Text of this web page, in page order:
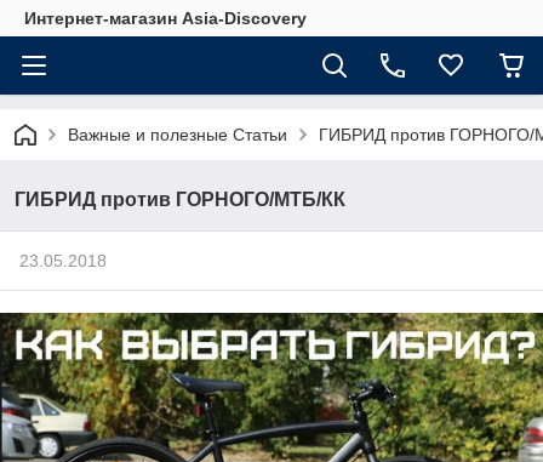
Интернет-магазин Asia-Discovery
Важные и полезные Статьи ГИБРИД против ГОРНОГО/
ГИБРИД против ГОРНОГО/МТБ/КК
23.05.2018